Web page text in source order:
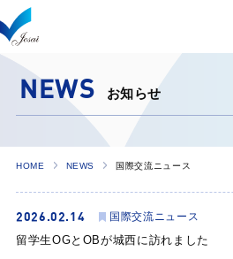
NEWS お知らせ
HOME NEWS 国際交流ニュース
2026.02.14 国際交流ニュース
留学生OGとOBが城西に訪れました